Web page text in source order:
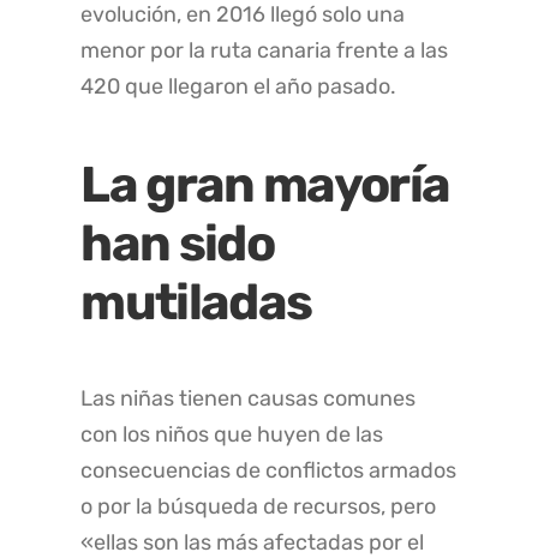
evolución, en 2016 llegó solo una
menor por la ruta canaria frente a las
420 que llegaron el año pasado.
La gran mayoría
han sido
mutiladas
Las niñas tienen causas comunes
con los niños que huyen de las
consecuencias de conflictos armados
o por la búsqueda de recursos, pero
«ellas son las más afectadas por el